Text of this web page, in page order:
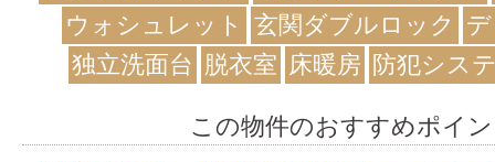
ウォシュレット
玄関ダブルロック
独立洗面台 脱衣室 床暖房 防犯シス
この物件のおすすめポイ